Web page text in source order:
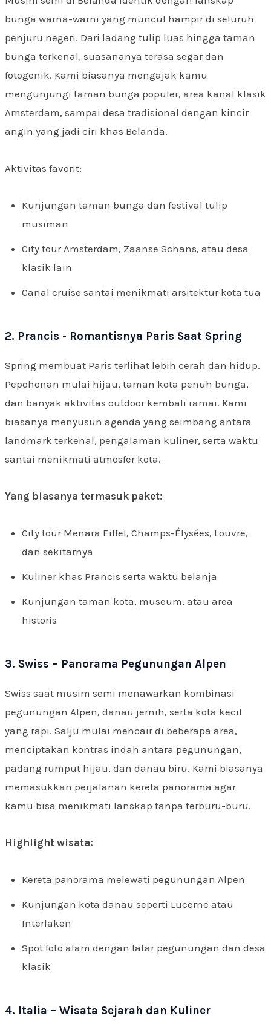
bunga warna-warni yang muncul hampir di seluruh
penjuru negeri. Dari ladang tulip luas hingga taman
bunga terkenal, suasananya terasa segar dan
fotogenik. Kami biasanya mengajak kamu
mengunjungi taman bunga populer, area kanal klasik
Amsterdam, sampai desa tradisional dengan kincir
angin yang jadi ciri khas Belanda.
Aktivitas favorit:
Kunjungan taman bunga dan festival tulip
musiman
City tour Amsterdam, Zaanse Schans, atau desa
klasik lain
Canal cruise santai menikmati arsitektur kota tua
2. Prancis - Romantisnya Paris Saat Spring
Spring membuat Paris terlihat lebih cerah dan hidup.
Pepohonan mulai hijau, taman kota penuh bunga,
dan banyak aktivitas outdoor kembali ramai. Kami
biasanya menyusun agenda yang seimbang antara
landmark terkenal, pengalaman kuliner, serta waktu
santai menikmati atmosfer kota.
Yang biasanya termasuk paket:
City tour Menara Eiffel, Champs-Élysées, Louvre,
dan sekitarnya
Kuliner khas Prancis serta waktu belanja
Kunjungan taman kota, museum, atau area
historis
3. Swiss – Panorama Pegunungan Alpen
Swiss saat musim semi menawarkan kombinasi
pegunungan Alpen, danau jernih, serta kota kecil
yang rapi. Salju mulai mencair di beberapa area,
menciptakan kontras indah antara pegunungan,
padang rumput hijau, dan danau biru. Kami biasanya
memasukkan perjalanan kereta panorama agar
kamu bisa menikmati lanskap tanpa terburu-buru.
Highlight wisata:
Kereta panorama melewati pegunungan Alpen
Kunjungan kota danau seperti Lucerne atau
Interlaken
Spot foto alam dengan latar pegunungan dan desa
klasik
4. Italia – Wisata Sejarah dan Kuliner